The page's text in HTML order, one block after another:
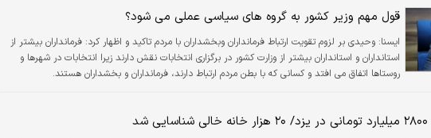
قول مهم وزیر کشور به گروه های سیاسی عملی می شود؟
ايسنا: وحیدی بر لزوم تقویت ارتباط فرمانداران وبخشداران با مردم تاکید و اظهار کرد: فرمانداران بیشتر از
استانداران و استانداران بیشتر از وزارت کشور در برگزاری انتخابات نقش دارند زیرا انتخابات در شهرها و
روستاها اتفاق می افتد و کسانی که با بطن مردم ارتباط دارند، فرمانداران و بخشداران هستند.